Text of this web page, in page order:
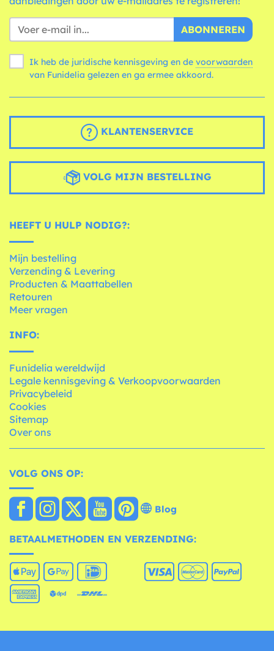
ABONNEREN
Ik heb de juridische kennisgeving en de voorwaarden
van Funidelia gelezen en ga ermee akkoord.
KLANTENSERVICE
VOLG MIJN BESTELLING
HEEFT U HULP NODIG?:
Mijn bestelling
Verzending & Levering
Producten & Maattabellen
Retouren
Meer vragen
INFO:
Funidelia wereldwijd
Legale kennisgeving & Verkoopvoorwaarden
Privacybeleid
Cookies
Sitemap
Over ons
VOLG ONS OP:
Blog
BETAALMETHODEN EN VERZENDING: